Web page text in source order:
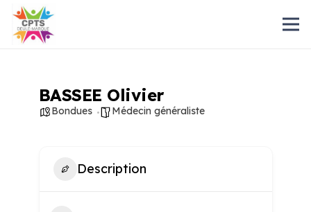
BASSEE Olivier
Bondues Médecin généraliste
Description